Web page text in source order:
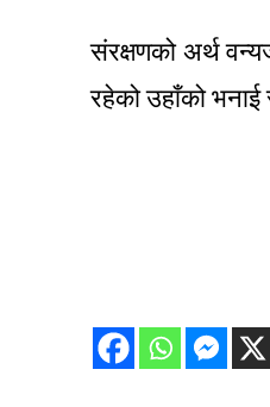
संरक्षणको अर्थ
रहेको उहाँको